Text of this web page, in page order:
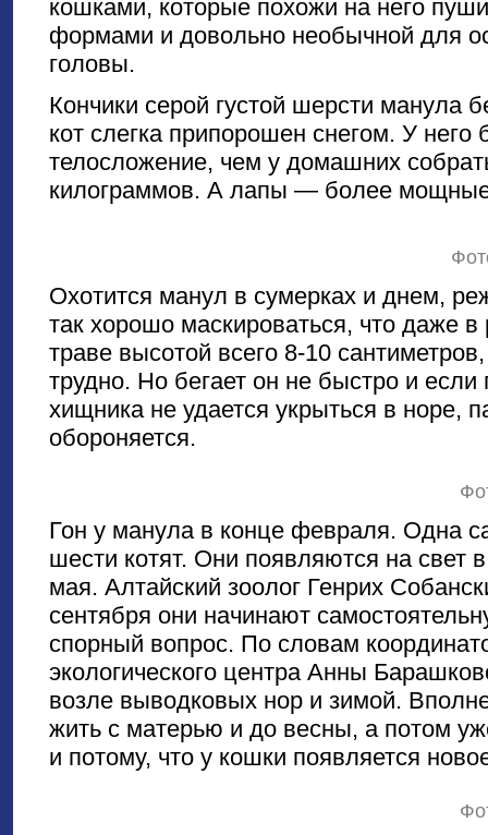
кошками, которые похожи на него
формами и довольно необычной для
головы.
Кончики серой густой шерсти манула
кот слегка припорошен снегом. У него
телосложение, чем у домашних
килограммов. А лапы — более мощные
Охотится манул в сумерках и днем,
так хорошо маскироваться, что даже в
траве высотой всего 8-10
трудно. Но бегает он не быстро и если
хищника не удается укрыться в норе,
обороняется.
Гон у манула в конце февраля. Одна
шести котят. Они появляются на свет
мая. Алтайский зоолог Генрих
сентября они начинают
спорный вопрос. По словам
экологического центра Анны
возле выводковых нор и зимой.
жить с матерью и до весны, а потом
и потому, что у кошки появляется